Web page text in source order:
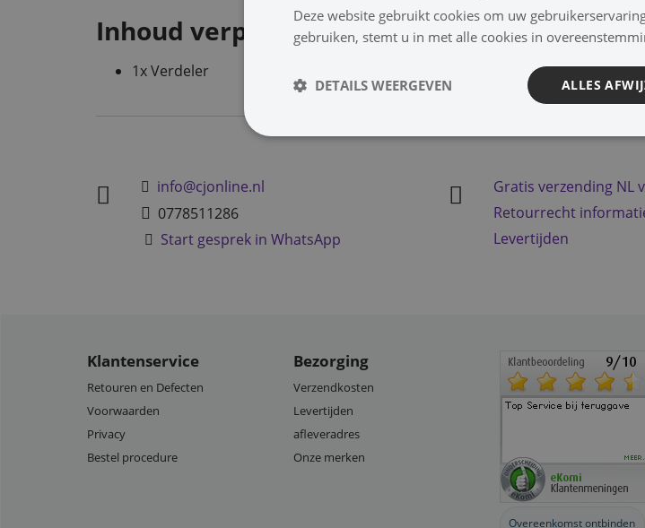
Inhoud verpakking
1x Verdeler
Downloads
info@cjonline.nl
0778511286
Start gesprek in WhatsApp
Gratis verzending NL
Retourrecht
Levertijden
Klantenservice
Retouren en Defecten
Voorwaarden
Privacy
Bestel procedure
Bezorging
Verzendkosten
Levertijden
afleveradres
Onze merken
Overeenkomst ontbinden
Deze website gebruikt cookies om uw
gebruiken, stemt u in met alle cookies in
ALLES
DETAILS WEERGEVEN